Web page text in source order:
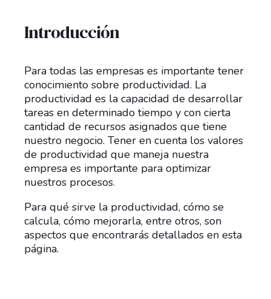
Introducción
Para todas las empresas es importante tener
conocimiento sobre productividad. La
productividad es la capacidad de desarrollar
tareas en determinado tiempo y con cierta
cantidad de recursos asignados que tiene
nuestro negocio. Tener en cuenta los valores
de productividad que maneja nuestra
empresa es importante para optimizar
nuestros procesos.
Para qué sirve la productividad, cómo se
calcula, cómo mejorarla, entre otros, son
aspectos que encontrarás detallados en esta
página.